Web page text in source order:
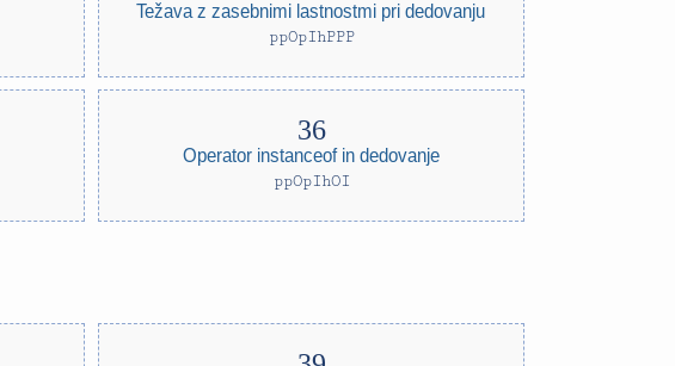
Težava z zasebnimi lastnostmi pri dedovanju
ppOpIhPPP
Operator instanceof in dedovanje
ppOpIhOI